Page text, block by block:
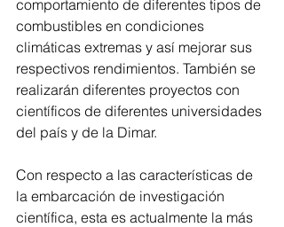
comportamiento de diferentes tipos de
combustibles en condiciones
climáticas extremas y así mejorar sus
respectivos rendimientos. También se
realizarán diferentes proyectos con
científicos de diferentes universidades
del país y de la Dimar.
Con respecto a las características de
la embarcación de investigación
científica, esta es actualmente la más